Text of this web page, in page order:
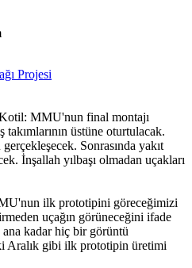
Projesi
MMU'nun final montajı
takımlarının üstüne oturtulacak.
Sonrasında yakıt
İnşallah yılbaşı olmadan uçakları
ilk prototipini göreceğimizi
uçağın görüneceğini ifade
kadar hiç bir görüntü
Aralık gibi ilk prototipin üretimi